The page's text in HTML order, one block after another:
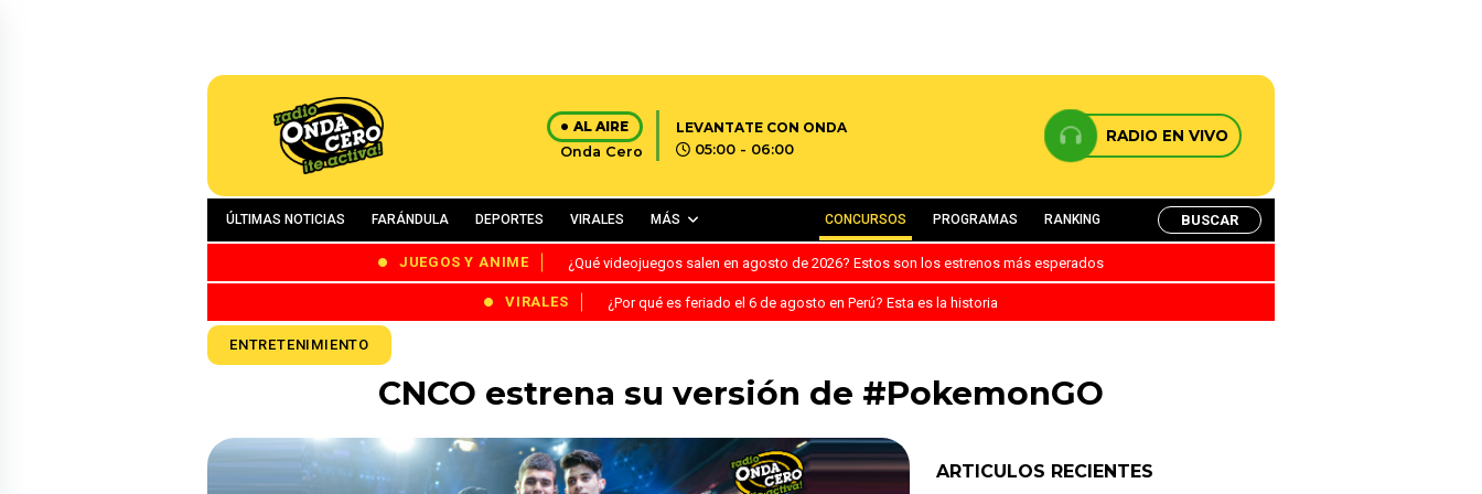
AL AIRE
Onda Cero
LEVANTATE CON ONDA
05:00 - 06:00
RADIO EN VIVO
ÚLTIMAS NOTICIAS FARÁNDULA DEPORTES VIRALES MÁS CONCURSOS PROGRAMAS RANKING BUSCAR
JUEGOS Y ANIME ¿Qué videojuegos salen en agosto de 2026? Estos son los estrenos más esperados
VIRALES ¿Por qué es feriado el 6 de agosto en Perú? Esta es la historia
ENTRETENIMIENTO
CNCO estrena su versión de #PokemonGO
ARTICULOS RECIENTES